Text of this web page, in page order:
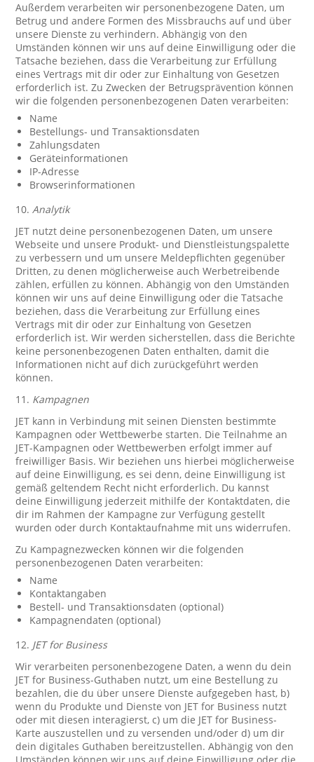
Außerdem verarbeiten wir personenbezogene Daten, um
Betrug und andere Formen des Missbrauchs auf und über
unsere Dienste zu verhindern. Abhängig von den
Umständen können wir uns auf deine Einwilligung oder die
Tatsache beziehen, dass die Verarbeitung zur Erfüllung
eines Vertrags mit dir oder zur Einhaltung von Gesetzen
erforderlich ist. Zu Zwecken der Betrugsprävention können
wir die folgenden personenbezogenen Daten verarbeiten:
Name
Bestellungs- und Transaktionsdaten
Zahlungsdaten
Geräteinformationen
IP-Adresse
Browserinformationen
10.Analytik
JET nutzt deine personenbezogenen Daten, um unsere
Webseite und unsere Produkt- und Dienstleistungspalette
zu verbessern und um unsere Meldepflichten gegenüber
Dritten, zu denen möglicherweise auch Werbetreibende
zählen, erfüllen zu können. Abhängig von den Umständen
können wir uns auf deine Einwilligung oder die Tatsache
beziehen, dass die Verarbeitung zur Erfüllung eines
Vertrags mit dir oder zur Einhaltung von Gesetzen
erforderlich ist. Wir werden sicherstellen, dass die Berichte
keine personenbezogenen Daten enthalten, damit die
Informationen nicht auf dich zurückgeführt werden
können.
11. Kampagnen
JET kann in Verbindung mit seinen Diensten bestimmte
Kampagnen oder Wettbewerbe starten. Die Teilnahme an
JET-Kampagnen oder Wettbewerben erfolgt immer auf
freiwilliger Basis. Wir beziehen uns hierbei möglicherweise
auf deine Einwilligung, es sei denn, deine Einwilligung ist
gemäß geltendem Recht nicht erforderlich. Du kannst
deine Einwilligung jederzeit mithilfe der Kontaktdaten, die
dir im Rahmen der Kampagne zur Verfügung gestellt
wurden oder durch Kontaktaufnahme mit uns widerrufen.
Zu Kampagnezwecken können wir die folgenden
personenbezogenen Daten verarbeiten:
Name
Kontaktangaben
Bestell- und Transaktionsdaten (optional)
Kampagnendaten (optional)
12. JET for Business
Wir verarbeiten personenbezogene Daten, a wenn du dein
JET for Business-Guthaben nutzt, um eine Bestellung zu
bezahlen, die du über unsere Dienste aufgegeben hast, b)
wenn du Produkte und Dienste von JET for Business nutzt
oder mit diesen interagierst, c) um die JET for Business-
Karte auszustellen und zu versenden und/oder d) um dir
dein digitales Guthaben bereitzustellen. Abhängig von den